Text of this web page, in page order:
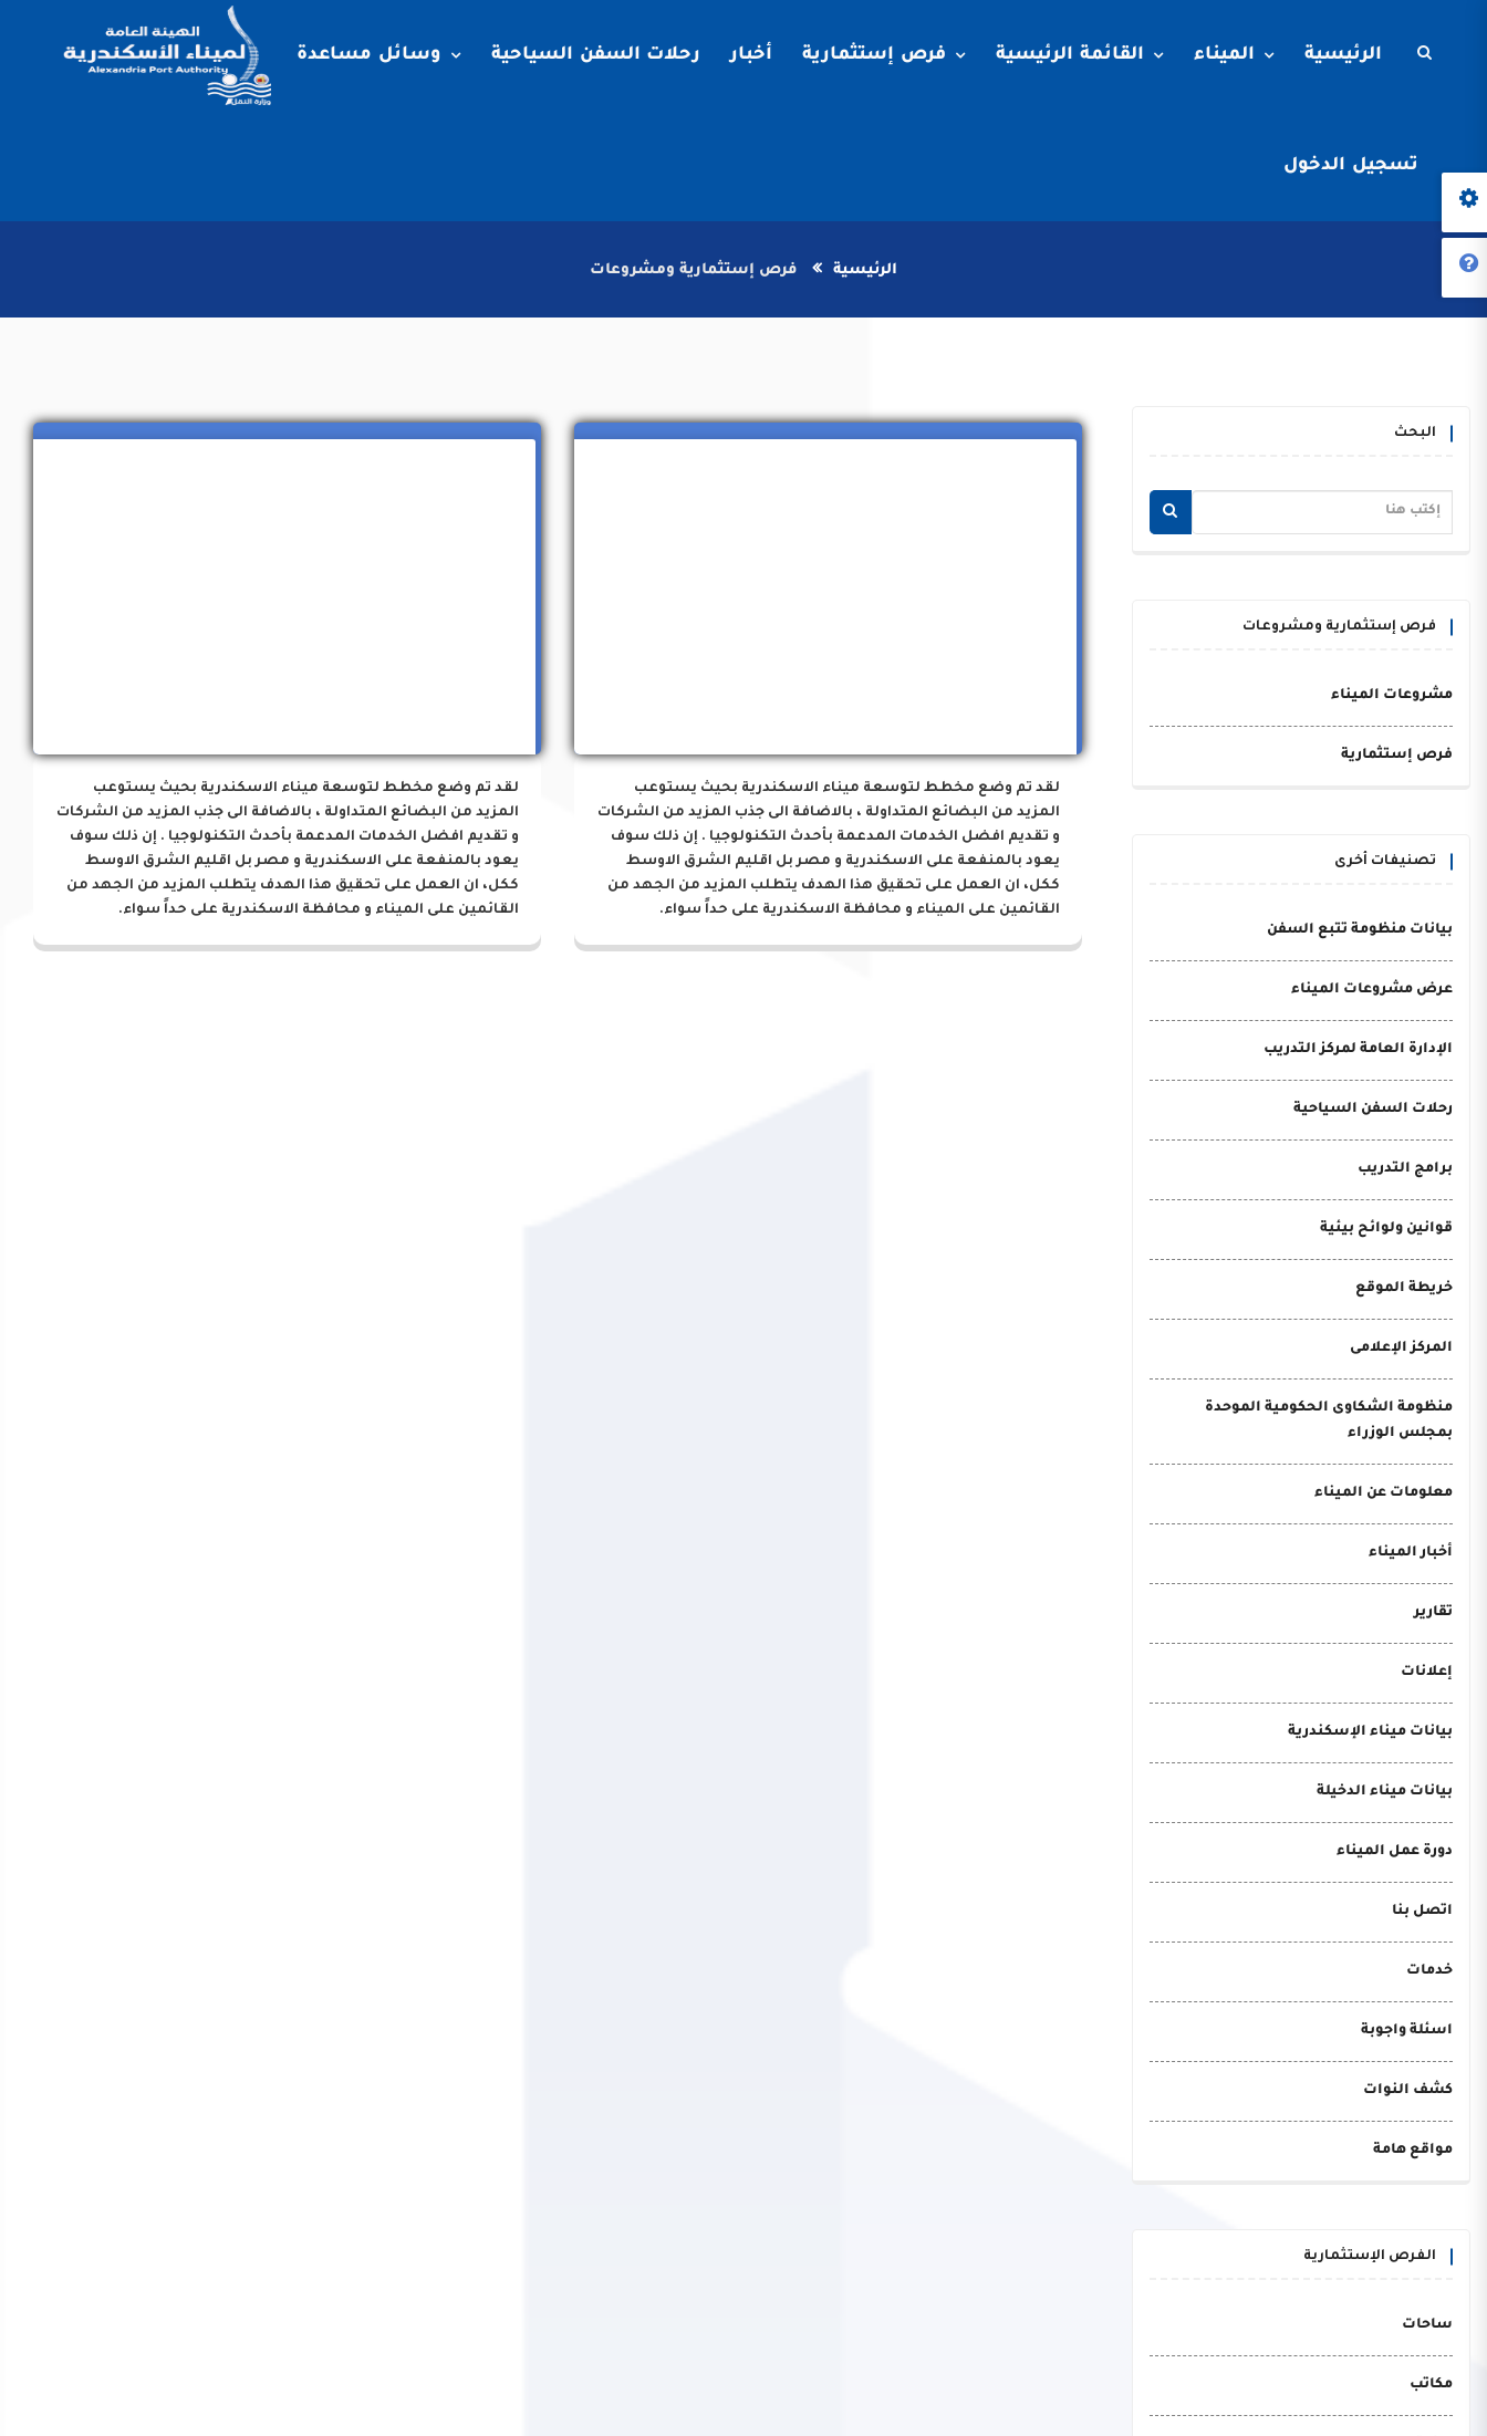
الرئيسية الميناء القائمة الرئيسية فرص إستثمارية أخبار رحلات السفن السياحية وسائل مساعدة
تسجيل الدخول
الرئيسية فرص إستثمارية ومشروعات
البحث
فرص إستثمارية ومشروعات
مشروعات الميناء
فرص إستثمارية
تصنيفات أخرى
بيانات منظومة تتبع السفن
عرض مشروعات الميناء
الإدارة العامة لمركز التدريب
رحلات السفن السياحية
برامج التدريب
قوانين ولوائح بيئية
خريطة الموقع
المركز الإعلامى
منظومة الشكاوى الحكومية الموحدة
بمجلس الوزراء
معلومات عن الميناء
أخبار الميناء
تقارير
إعلانات
بيانات ميناء الإسكندرية
بيانات ميناء الدخيلة
دورة عمل الميناء
اتصل بنا
خدمات
اسئلة واجوبة
كشف النوات
مواقع هامة
الفرص الإستثمارية
ساحات
مكاتب
لقد تم وضع مخطط لتوسعة ميناء الاسكندرية بحيث يستوعب
المزيد من البضائع المتداولة ، بالاضافة الى جذب المزيد من الشركات
و تقديم افضل الخدمات المدعمة بأحدث التكنولوجيا . إن ذلك سوف
يعود بالمنفعة على الاسكندرية و مصر بل اقليم الشرق الاوسط
ككل، ان العمل على تحقيق هذا الهدف يتطلب المزيد من الجهد من
القائمين على الميناء و محافظة الاسكندرية على حداً سواء.
لقد تم وضع مخطط لتوسعة ميناء الاسكندرية بحيث يستوعب
المزيد من البضائع المتداولة ، بالاضافة الى جذب المزيد من الشركات
و تقديم افضل الخدمات المدعمة بأحدث التكنولوجيا . إن ذلك سوف
يعود بالمنفعة على الاسكندرية و مصر بل اقليم الشرق الاوسط
ككل، ان العمل على تحقيق هذا الهدف يتطلب المزيد من الجهد من
القائمين على الميناء و محافظة الاسكندرية على حداً سواء.